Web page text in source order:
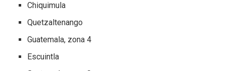
Chiquimula
Quetzaltenango
Guatemala, zona 4
Escuintla